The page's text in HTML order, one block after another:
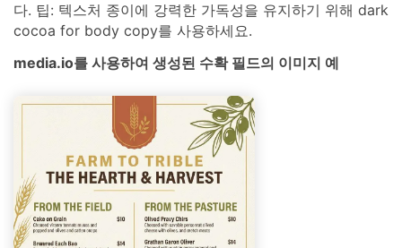
다. 팁: 텍스처 종이에 강력한 가독성을 유지하기 위해 dark
cocoa for body copy를 사용하세요.
media.io를 사용하여 생성된 수확 필드의 이미지 예